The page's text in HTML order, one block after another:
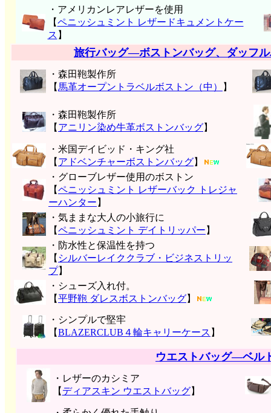
・アメリカンレアレザーを使用
【ペニッシュミント レザードキュメントケー
ス 】
旅行バッグ―ボストンバッグ、ダッフ
・森田鞄製作所
【 馬革オープントラベルボストン（中） 】
・森田鞄製作所
【 アニリン染め牛革ボストンバッグ】
・米国デイビッド・キング社
【 アドベンチャーボストンバッグ】
・グローブレザー使用のボストン
【ペニッシュミント レザーバック トレジャ
ーハンター 】
・気ままな大人の小旅行に
【ペニッシュミント デイトリッパー 】
・防水性と保温性を持つ
【 シルバーレイククラブ・ビジネストリッ
プ】
・シューズ入れ付。
【平野鞄 ダレスボストンバッグ】
・シンプルで堅牢
【BLAZERCLUB４輪キャリーケース 】
ウエストバッグ―ベル
・レザーのカシミア
【 ディアスキン ウエストバッグ】